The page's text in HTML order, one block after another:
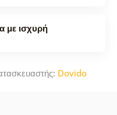
με ισχυρή
Dovido